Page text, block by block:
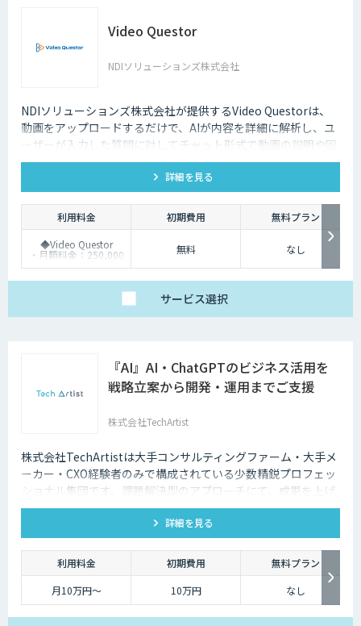
Video Questor
NDIソリューションズ株式会社
NDIソリューションズ株式会社が提供するVideo Questorは、
動画をアップロードするだけで、AIが内容を詳細に解析し、ユ
ーザーが入力した質問に対してチャット形式で動画の説明や回
答を行います。
詳細を見る
利用料金 初期費用
無料プラン
◆Video Questor
・月額料金：250,000
円～ ※追加料金なく
・月額料金：100,000
円～
無料 なし
サービス選択
『AI』AI・ChatGPTのビジネス活用を
戦略立案から開発・運用までご支援
株式会社TechArtist
株式会社TechArtistは大手コンサルティングファーム・大手メ
ーカー・CXO経験者のみで構成されている少数精鋭プロフェッ
ショナル集団です。課題解決型のアプローチにて、成果を上げ
るソリューションを『高速』『高品質』『低予算』でご提供可
詳細を見る
利用料金 初期費用
無料プラン
月10万円〜
10万円 なし